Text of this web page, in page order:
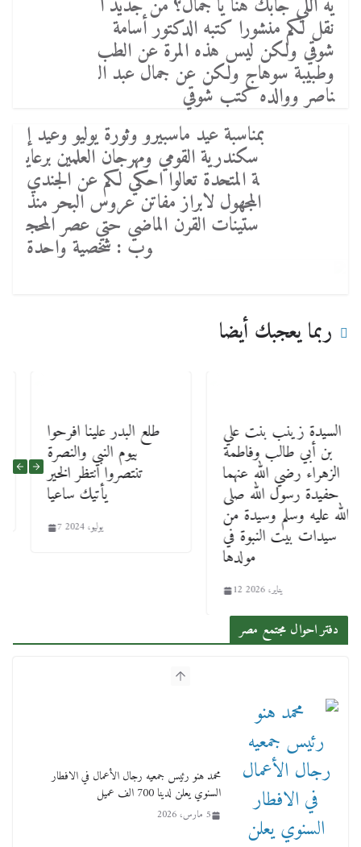
نقل لكم منشورا كتبه الدكتور أسامة
شوقي ولكن ليس هذه المرة عن الطب
وطبيبة سوهاج ولكن عن جمال عبد ال
ناصر ووالده كتب شوقي
بمناسبة عيد ماسبيرو وثورة يوليو وعيد إ
سكندرية القومي ومهرجان العلمين برعاي
ة المتحدة تعالوا احكي لكم عن الجندي
المجهول لابراز مفاتن عروس البحر منذ
ستينات القرن الماضي حتي عصر المحج
وب : شخصية واحدة
ربما يعجبك أيضا
طلع البدر علينا افرحوا
بيوم النبي والنصرة
تنتصروا انتظر الخير
يأتيك ساعيا
7 يوليو، 2024
السيدة زينب بنت علي
بن أبي طالب وفاطمة
الزهراء رضي الله عنهما
حفيدة رسول الله صلى
الله عليه وسلم وسيدة من
سيدات بيت النبوة في
مولدها
12 يناير، 2026
دفتر احوال مجتمع مصر
محمد هنو رئيس جمعيه رجال الأعمال في الافطار
السنوي يعلن لدينا 700 الف عميل
5 مارس، 2026